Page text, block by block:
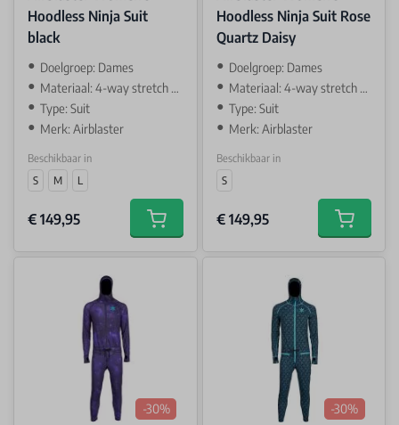
Hoodless Ninja Suit
black
Doelgroep: Dames
Materiaal: 4-way stretch AIR-TECH
Type: Suit
Merk: Airblaster
Beschikbaar in
S
M L
€ 149,95 Add to cart
Hoodless Ninja Suit Rose
Quartz Daisy
Doelgroep: Dames
Materiaal: 4-way stretch AIR-TECH
Type: Suit
Merk: Airblaster
Beschikbaar in
S
€ 149,95 Add to
-30% -30%